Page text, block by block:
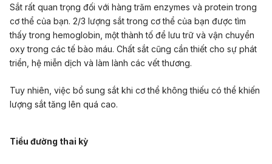
Sắt rất quan trọng đối với hàng trăm enzymes và protein trong
cơ thể của bạn. 2/3 lượng sắt trong cơ thể của bạn được tìm
thấy trong hemoglobin, một thành tố để lưu trữ và vận chuyển
oxy trong các tế bào máu. Chất sắt cũng cần thiết cho sự phát
triển, hệ miễn dịch và làm lành các vết thương.
Tuy nhiên, việc bổ sung sắt khi cơ thể không thiếu có thể khiến
lượng sắt tăng lên quá cao.
Tiểu đường thai kỳ